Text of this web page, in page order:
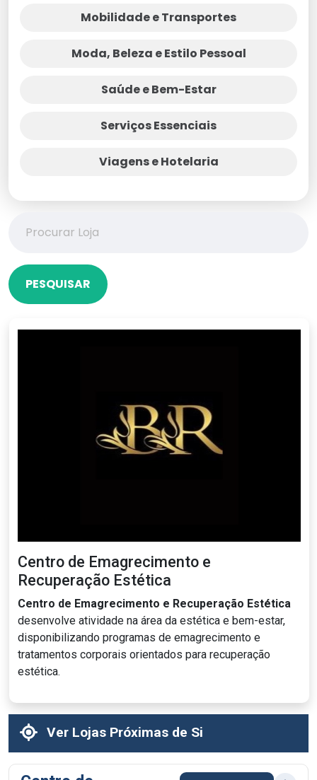
Mobilidade e Transportes
Moda, Beleza e Estilo Pessoal
Saúde e Bem-Estar
Serviços Essenciais
Viagens e Hotelaria
PESQUISAR
Centro de Emagrecimento e
Recuperação Estética
Centro de Emagrecimento e Recuperação Estética
desenvolve atividade na área da estética e bem-estar,
disponibilizando programas de emagrecimento e
tratamentos corporais orientados para recuperação
estética.
Ver Lojas Próximas de Si